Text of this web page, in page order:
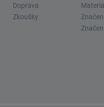
Doprava
Zkoušky